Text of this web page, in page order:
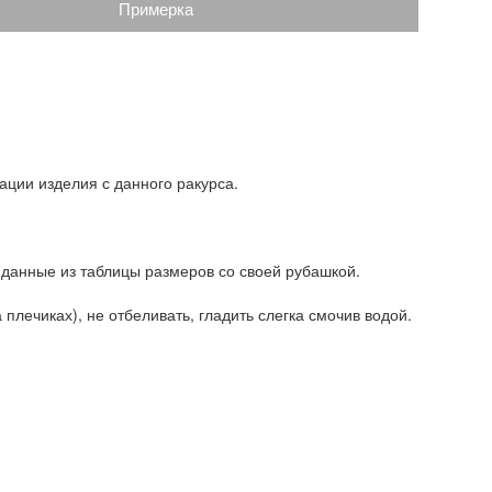
Примерка
изделия с данного ракурса.
из таблицы размеров со своей рубашкой.
не отбеливать, гладить слегка смочив водой.